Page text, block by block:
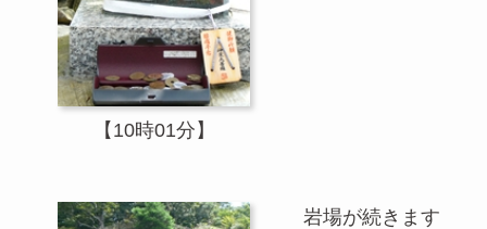
【10時01分】
岩場が続きます